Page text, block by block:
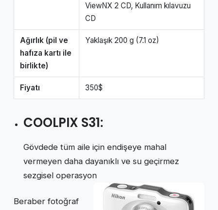
ViewNX 2 CD, Kullanım kılavuzu
CD
Ağırlık (pil ve
hafıza kartı ile
birlikte)
Yaklaşık 200 g (7.1 oz)
Fiyatı 350$
COOLPIX S31:
Gövdede tüm aile için endişeye mahal
vermeyen daha dayanıklı ve su geçirmez
sezgisel operasyon
Beraber fotoğraf